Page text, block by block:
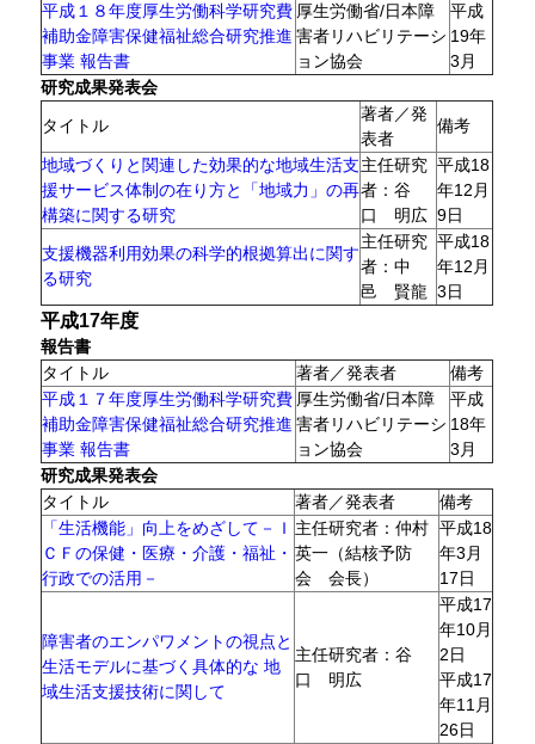
平成１８年度厚生労働科学研究費
補助金障害保健福祉総合研究推進
事業 報告書
厚生労働省/日本障
害者リハビリテーシ
ョン協会
平成
19年
3月
研究成果発表会
タイトル
著者／発
表者
備考
地域づくりと関連した効果的な地域生活支
援サービス体制の在り方と「地域力」の再
構築に関する研究
主任研究
者：谷
口 明広
平成18
年12月
9日
支援機器利用効果の科学的根拠算出に関す
る研究
主任研究
者：中
邑 賢龍
平成18
年12月
3日
平成17年度
報告書
タイトル
著者／発表者
備考
平成１７年度厚生労働科学研究費
補助金障害保健福祉総合研究推進
事業 報告書
厚生労働省/日本障
害者リハビリテーシ
ョン協会
平成
18年
3月
研究成果発表会
タイトル
著者／発表者
備考
「生活機能」向上をめざして－Ｉ
ＣＦの保健・医療・介護・福祉・
行政での活用－
主任研究者：仲村
英一（結核予防
会 会長）
平成18
年3月
17日
障害者のエンパワメントの視点と
生活モデルに基づく具体的な 地
域生活支援技術に関して
主任研究者：谷
口 明広
平成17
年10月
2日
平成17
年11月
26日